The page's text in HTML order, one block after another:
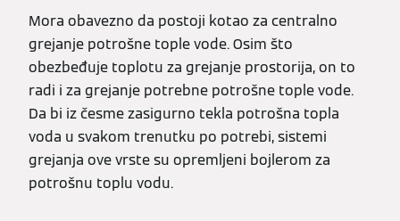
Mora obavezno da postoji kotao za centralno
grejanje potrošne tople vode. Osim što
obezbeđuje toplotu za grejanje prostorija, on to
radi i za grejanje potrebne potrošne tople vode.
Da bi iz česme zasigurno tekla potrošna topla
voda u svakom trenutku po potrebi, sistemi
grejanja ove vrste su opremljeni bojlerom za
potrošnu toplu vodu.